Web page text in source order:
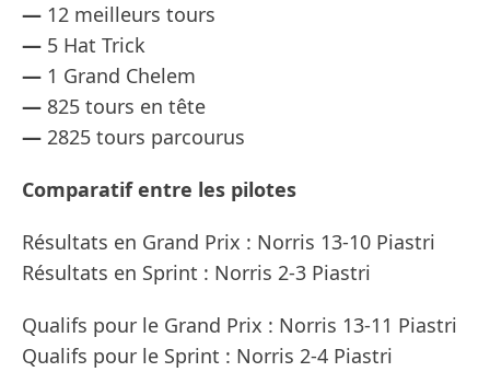
— 12 meilleurs tours
— 5 Hat Trick
— 1 Grand Chelem
— 825 tours en tête
— 2825 tours parcourus
Comparatif entre les pilotes
Résultats en Grand Prix : Norris 13-10 Piastri
Résultats en Sprint : Norris 2-3 Piastri
Qualifs pour le Grand Prix : Norris 13-11 Piastri
Qualifs pour le Sprint : Norris 2-4 Piastri